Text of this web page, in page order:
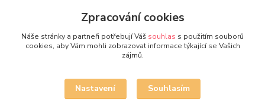
filatelie.mix@seznam.czZpracování cookies
Náše stránky a partneři potřebují Váš souhlas s použitím souborů
cookies, aby Vám mohli zobrazovat informace týkající se Vašich
zájmů.
Nastavení Souhlasím